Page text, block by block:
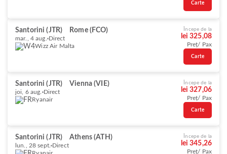
Carte
Santorini (JTR) Rome (FCO)
mar., 4 aug. Direct
Wizz Air Malta
Începe de la
lei 325,08
Preț/ Pax
Carte
Santorini (JTR) Vienna (VIE)
joi, 6 aug. Direct
Ryanair
Începe de la
lei 327,06
Preț/ Pax
Carte
Santorini (JTR) Athens (ATH)
lun., 28 sept. Direct
Începe de la
lei 345,26
Preț/ Pax